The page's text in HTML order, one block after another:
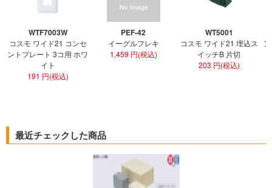
WTF7003W
コスモ ワイド21 コンセ
ントプレート 3コ用 ホワ
イト
191 円(税込)
PEF-42
イーグルフレキ
1,459 円(税込)
WT5001
コスモ ワイド21 埋込ス
イッチB 片切
203 円(税込)
最近チェックした商品